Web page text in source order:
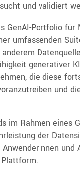
und validiert
GenAI-Portfolio
umfassenden
generativer
die diese
und
im Rahmen eines
der
und